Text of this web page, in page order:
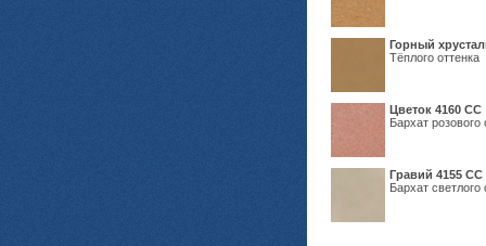
Горный
Тёплого оттенка
Цветок 4160 СС
Бархат розового
Гравий 4155 СС
Бархат светлого